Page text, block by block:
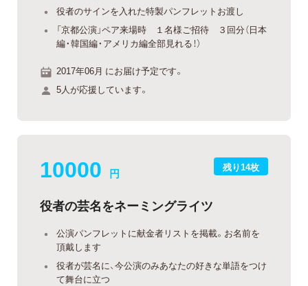
役者のサインを入れた特製パンフレットお渡し
「京都公演」ペア来場時 １名様ご招待 ３回分（日本
編・韓国編・アメリカ編全部見れる！）
2017年06月 にお届け予定です。
5人が応援しています。
残り14枚
10000 円
役者の芸名をネーミングライツ
公演パンフレットに献金者リストを掲載。お名前を
頂戴します
役者が芸名に、今公演のみあなたの好きな単語をつけ
て舞台に立つ